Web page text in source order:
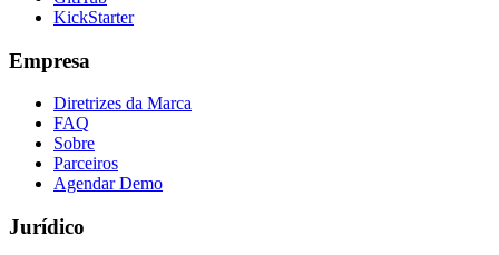
KickStarter
Empresa
Diretrizes da Marca
FAQ
Sobre
Parceiros
Agendar Demo
Jurídico